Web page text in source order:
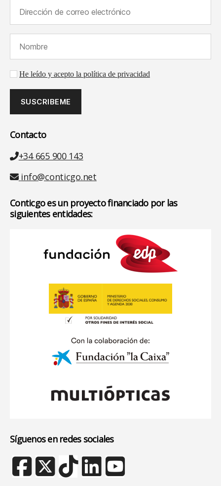
Aceptación de la política de privacidad
He leído y acepto la política de privacidad
Contacto
Teléfono
+34 665 900 143
Email
info@conticgo.net
Conticgo es un proyecto financiado por las
siguientes entidades:
Síguenos en redes sociales